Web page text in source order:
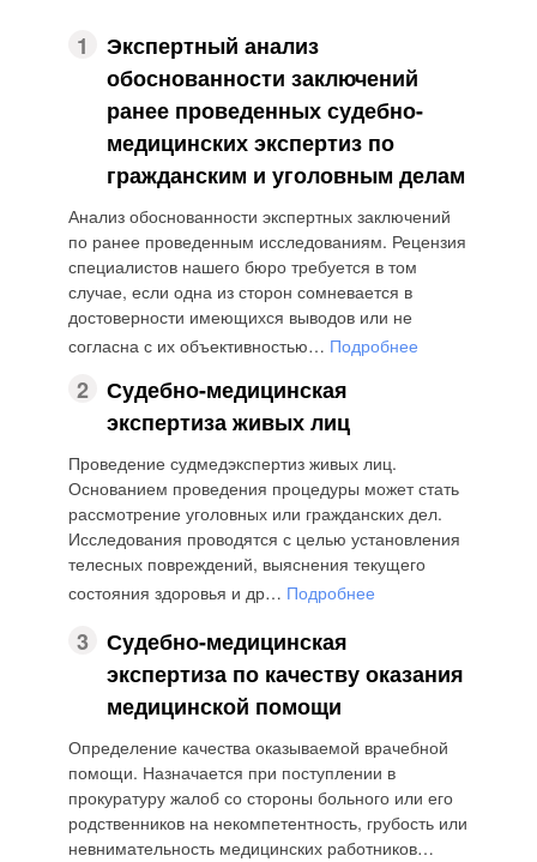
1
Экспертный анализ
обоснованности заключений
ранее проведенных судебно-
медицинских экспертиз по
гражданским и уголовным делам
Анализ обоснованности экспертных заключений
по ранее проведенным исследованиям. Рецензия
специалистов нашего бюро требуется в том
случае, если одна из сторон сомневается в
достоверности имеющихся выводов или не
согласна с их объективностью… Подробнее
2 Судебно-медицинская
экспертиза живых лиц
Проведение судмедэкспертиз живых лиц.
Основанием проведения процедуры может стать
рассмотрение уголовных или гражданских дел.
Исследования проводятся с целью установления
телесных повреждений, выяснения текущего
состояния здоровья и др… Подробнее
3 Судебно-медицинская
экспертиза по качеству оказания
медицинской помощи
Определение качества оказываемой врачебной
помощи. Назначается при поступлении в
прокуратуру жалоб со стороны больного или его
родственников на некомпетентность, грубость или
невнимательность медицинских работников…